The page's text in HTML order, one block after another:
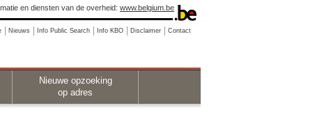
en diensten van de overheid: www.belgium.be
Nieuws Info Public Search Info KBO Disclaimer Contact
Nieuwe opzoeking
op adres